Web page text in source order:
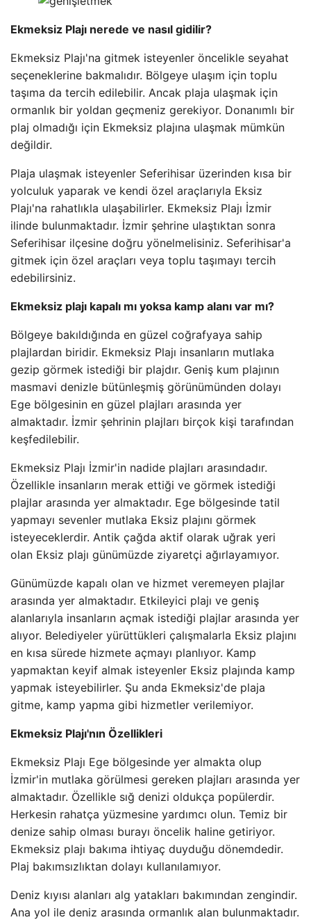
Ekmeksiz Plajı nerede ve nasıl gidilir?
Ekmeksiz Plajı'na gitmek isteyenler öncelikle seyahat
seçeneklerine bakmalıdır. Bölgeye ulaşım için toplu
taşıma da tercih edilebilir. Ancak plaja ulaşmak için
ormanlık bir yoldan geçmeniz gerekiyor. Donanımlı bir
plaj olmadığı için Ekmeksiz plajına ulaşmak mümkün
değildir.
Plaja ulaşmak isteyenler Seferihisar üzerinden kısa bir
yolculuk yaparak ve kendi özel araçlarıyla Eksiz
Plajı'na rahatlıkla ulaşabilirler. Ekmeksiz Plajı İzmir
ilinde bulunmaktadır. İzmir şehrine ulaştıktan sonra
Seferihisar ilçesine doğru yönelmelisiniz. Seferihisar'a
gitmek için özel araçları veya toplu taşımayı tercih
edebilirsiniz.
Ekmeksiz plajı kapalı mı yoksa kamp alanı var mı?
Bölgeye bakıldığında en güzel coğrafyaya sahip
plajlardan biridir. Ekmeksiz Plajı insanların mutlaka
gezip görmek istediği bir plajdır. Geniş kum plajının
masmavi denizle bütünleşmiş görünümünden dolayı
Ege bölgesinin en güzel plajları arasında yer
almaktadır. İzmir şehrinin plajları birçok kişi tarafından
keşfedilebilir.
Ekmeksiz Plajı İzmir'in nadide plajları arasındadır.
Özellikle insanların merak ettiği ve görmek istediği
plajlar arasında yer almaktadır. Ege bölgesinde tatil
yapmayı sevenler mutlaka Eksiz plajını görmek
isteyeceklerdir. Antik çağda aktif olarak uğrak yeri
olan Eksiz plajı günümüzde ziyaretçi ağırlayamıyor.
Günümüzde kapalı olan ve hizmet veremeyen plajlar
arasında yer almaktadır. Etkileyici plajı ve geniş
alanlarıyla insanların açmak istediği plajlar arasında yer
alıyor. Belediyeler yürüttükleri çalışmalarla Eksiz plajını
en kısa sürede hizmete açmayı planlıyor. Kamp
yapmaktan keyif almak isteyenler Eksiz plajında ​​kamp
yapmak isteyebilirler. Şu anda Ekmeksiz'de plaja
gitme, kamp yapma gibi hizmetler verilemiyor.
Ekmeksiz Plajı'nın Özellikleri
Ekmeksiz Plajı Ege bölgesinde yer almakta olup
İzmir'in mutlaka görülmesi gereken plajları arasında yer
almaktadır. Özellikle sığ denizi oldukça popülerdir.
Herkesin rahatça yüzmesine yardımcı olun. Temiz bir
denize sahip olması burayı öncelik haline getiriyor.
Ekmeksiz plajı bakıma ihtiyaç duyduğu dönemdedir.
Plaj bakımsızlıktan dolayı kullanılamıyor.
Deniz kıyısı alanları alg yatakları bakımından zengindir.
Ana yol ile deniz arasında ormanlık alan bulunmaktadır.